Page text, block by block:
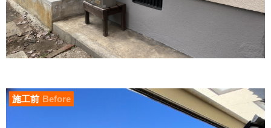
施工前 Before